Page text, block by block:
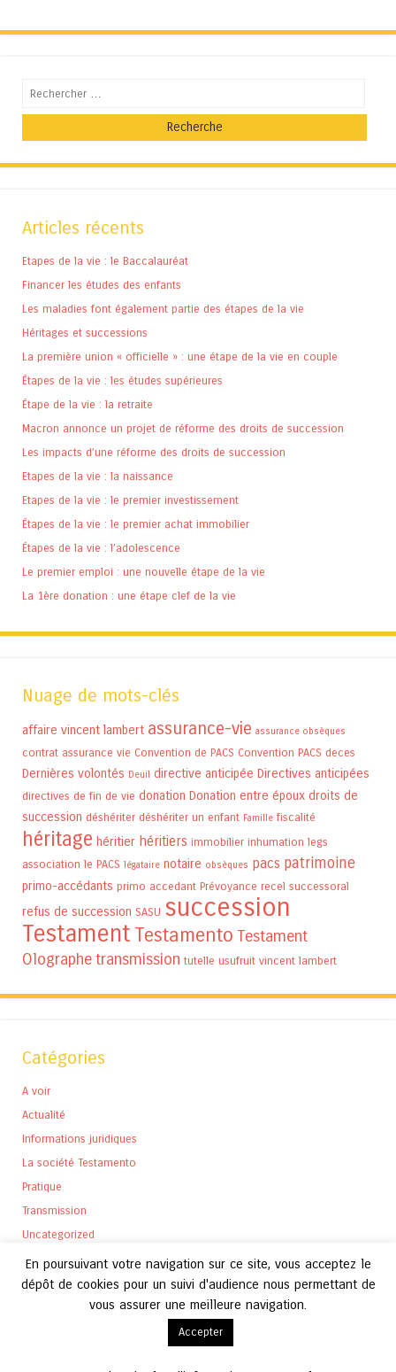
Recherche
Articles récents
Etapes de la vie : le Baccalauréat
Financer les études des enfants
Les maladies font également partie des étapes de la vie
Héritages et successions
La première union « officielle » : une étape de la vie en couple
Étapes de la vie : les études supérieures
Étape de la vie : la retraite
Macron annonce un projet de réforme des droits de succession
Les impacts d’une réforme des droits de succession
Etapes de la vie : la naissance
Etapes de la vie : le premier investissement
Étapes de la vie : le premier achat immobilier
Étapes de la vie : l’adolescence
Le premier emploi : une nouvelle étape de la vie
La 1ère donation : une étape clef de la vie
Nuage de mots-clés
affaire vincent lambert assurance-vie assurance obsèques
contrat assurance vie Convention de PACS Convention PACS deces
Dernières volontés Deuil directive anticipée Directives anticipées
directives de fin de vie donation Donation entre époux droits de
succession déshériter déshériter un enfant Famille fiscalité
héritage héritier héritiers immobilier inhumation legs
association le PACS légataire notaire obsèques pacs patrimoine
primo-accédants primo accedant Prévoyance recel successoral
refus de succession SASU succession
Testament Testamento Testament
Olographetransmission tutelle usufruit vincent lambert
Catégories
A voir
Actualité
Informations juridiques
La société Testamento
Pratique
Transmission
Uncategorized
En poursuivant votre navigation sur ce site, vous acceptez le
dépôt de cookies pour un suivi d'audience nous permettant de
vous assurer une meilleure navigation.
Accepter